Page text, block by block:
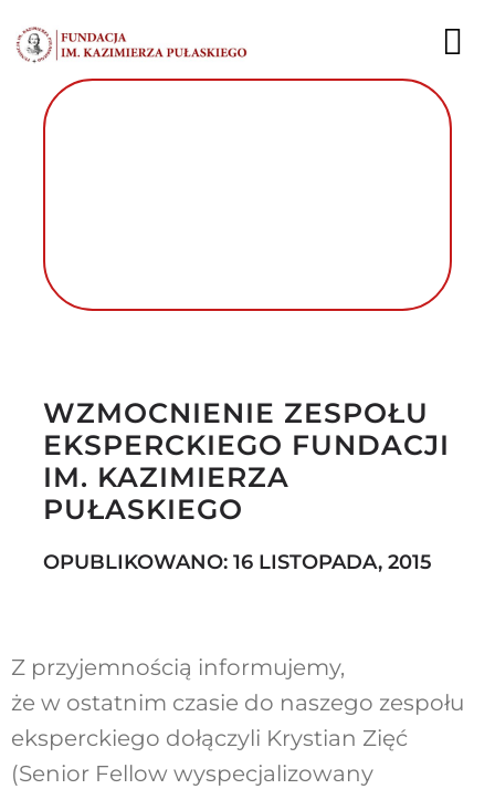
do
zawartości
KARIERA
KONTAKT
WZMOCNIENIE ZESPOŁU
EKSPERCKIEGO FUNDACJI
IM. KAZIMIERZA
PUŁASKIEGO
OPUBLIKOWANO: 16 LISTOPADA, 2015
Z przyjemnością informujemy,
że w ostatnim czasie do naszego zespołu
eksperckiego dołączyli Krystian Zięć
(Senior Fellow wyspecjalizowany